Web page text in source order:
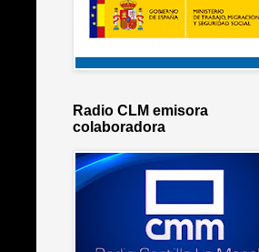
Radio CLM emisora
colaboradora